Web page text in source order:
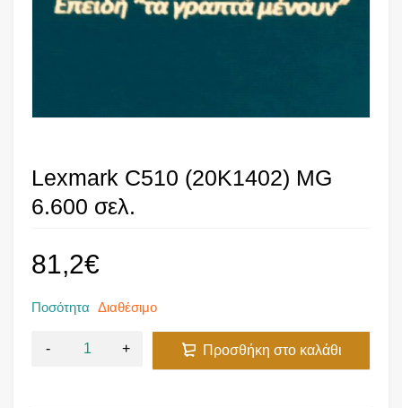
Lexmark C510 (20K1402) MG
6.600 σελ.
81,2€
Ποσότητα Διαθέσιμο
Προσθήκη στο καλάθι